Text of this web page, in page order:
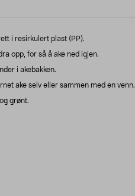
i resirkulert plast (PP).
opp, for så å ake ned igjen.
i akebakken.
ake selv eller sammen med en venn.
grønt.